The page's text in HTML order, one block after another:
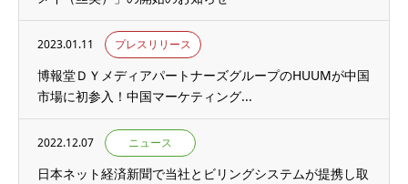
2023.01.11 プレスリリース
博報堂ＤＹメディアパートナーズグループのHUUMが中国
市場に初参入！中国マーケティング...
2022.12.07 ニュース
日本ネット経済新聞で当社とビリングシステムが提携し取